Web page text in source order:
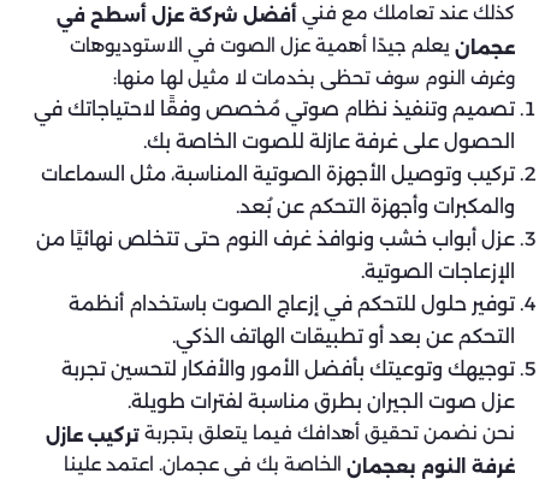
كذلك عند تعاملك مع فني أفضل شركة عزل أسطح في
عجمان يعلم جيدًا أهمية عزل الصوت في الاستوديوهات
وغرف النوم سوف تحظى بخدمات لا مثيل لها منها:
تصميم وتنفيذ نظام صوتي مُخصص وفقًا لاحتياجاتك في
الحصول على غرفة عازلة للصوت الخاصة بك.
تركيب وتوصيل الأجهزة الصوتية المناسبة، مثل السماعات
والمكبرات وأجهزة التحكم عن بُعد.
عزل أبواب خشب ونوافذ غرف النوم حتى تتخلص نهائيًا من
الإزعاجات الصوتية.
توفير حلول للتحكم في إزعاج الصوت باستخدام أنظمة
التحكم عن بعد أو تطبيقات الهاتف الذكي.
توجيهك وتوعيتك بأفضل الأمور والأفكار لتحسين تجربة
عزل صوت الجيران بطرق مناسبة لفترات طويلة.
نحن نضمن تحقيق أهدافك فيما يتعلق بتجربة تركيب عازل
غرفة النوم بعجمان الخاصة بك في عجمان. اعتمد علينا